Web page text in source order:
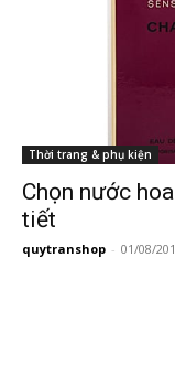
Thời trang & phụ kiện
Chọn nước
tiết
quytranshop - 01/08/